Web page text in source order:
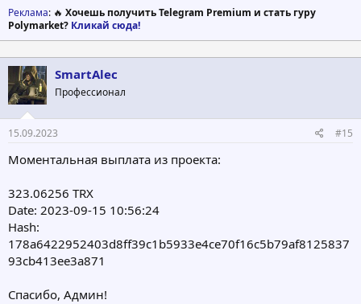
Реклама: 🔥 Хочешь получить Telegram Premium и стать гуру
Polymarket? Кликай сюда!
SmartAlec
Профессионал
15.09.2023 #15
Моментальная выплата из проекта:
323.06256 TRX
Date: 2023-09-15 10:56:24
Hash:
178a6422952403d8ff39c1b5933e4ce70f16c5b79af8125837
93cb413ee3a871
Спасибо, Админ!